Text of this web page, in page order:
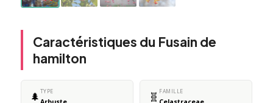
Caractéristiques du Fusain de
hamilton
🌲 TYPE 🧬 FAMILLE